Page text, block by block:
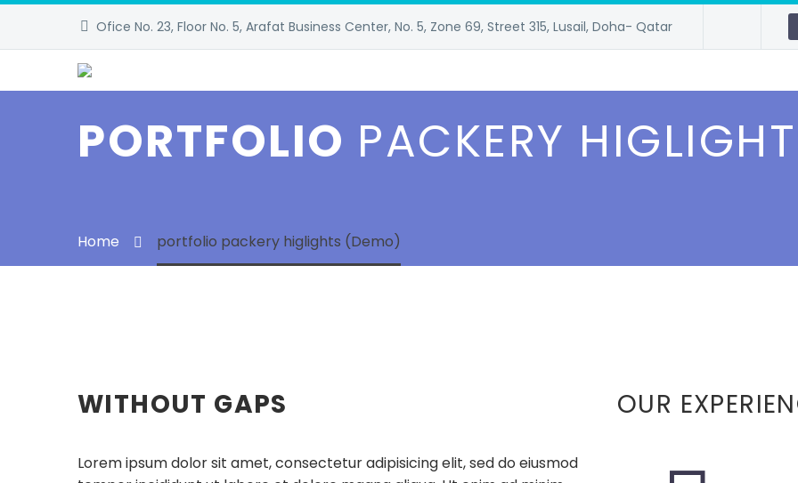
Ofice No. 23, Floor No. 5, Arafat Business Center, No. 5, Zone 69, Street 315, Lusail, Doha- Qatar
PORTFOLIO PACKERY
Home portfolio packery higlights (Demo)
WITHOUT GAPS
Lorem ipsum dolor sit amet, consectetur adipisicing elit, sed do eiusmod
OUR